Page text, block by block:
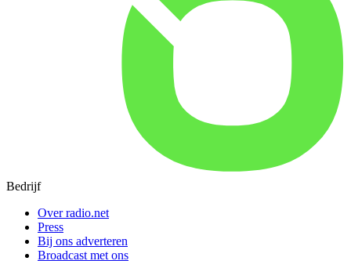
Bedrijf
Over radio.net
Press
Bij ons adverteren
Broadcast met ons